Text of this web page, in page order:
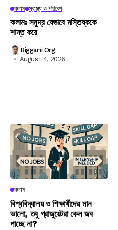
কলাম স্বাস্থ্য ও পরিবেশ
কলামঃ সমুদ্র যেভাবে মস্তিষ্ককে
শান্ত করে
Biggani Org
August 4, 2026
কলাম
বিশ্ববিদ্যালয় ও শিক্ষার্থীদের মান
ভালো, তবু গ্রাজুয়েটরা কেন জব
পাচ্ছে না?